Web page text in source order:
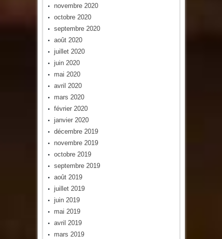
novembre 2020
octobre 2020
septembre 2020
août 2020
juillet 2020
juin 2020
mai 2020
avril 2020
mars 2020
février 2020
janvier 2020
décembre 2019
novembre 2019
octobre 2019
septembre 2019
août 2019
juillet 2019
juin 2019
mai 2019
avril 2019
mars 2019